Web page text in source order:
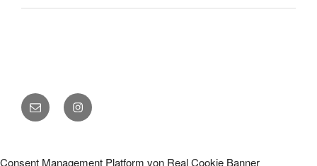
E-
Mail
Instagram
Consent Management Platform von Real Cookie Banner